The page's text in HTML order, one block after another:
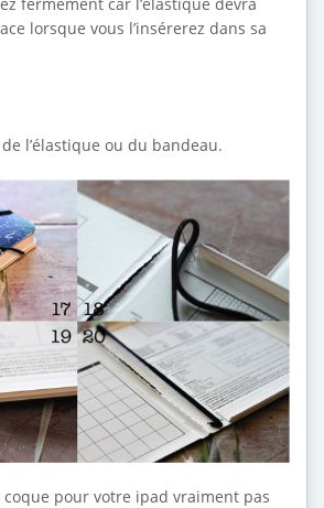
lorsque vous l’insérerez dans sa
de l’élastique ou du bandeau.
pour votre ipad vraiment pas